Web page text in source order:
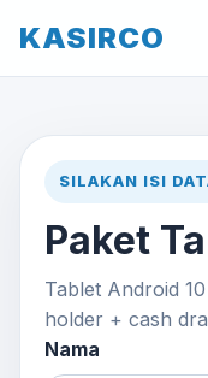
KASIRCO
SILAKAN ISI
Paket
Tablet Android
holder + cash
Nama